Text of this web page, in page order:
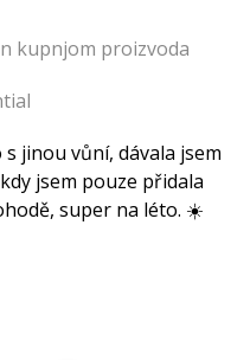
kupnjom proizvoda
jinou vůní, dávala jsem
jsem pouze přidala
super na léto. ☀️